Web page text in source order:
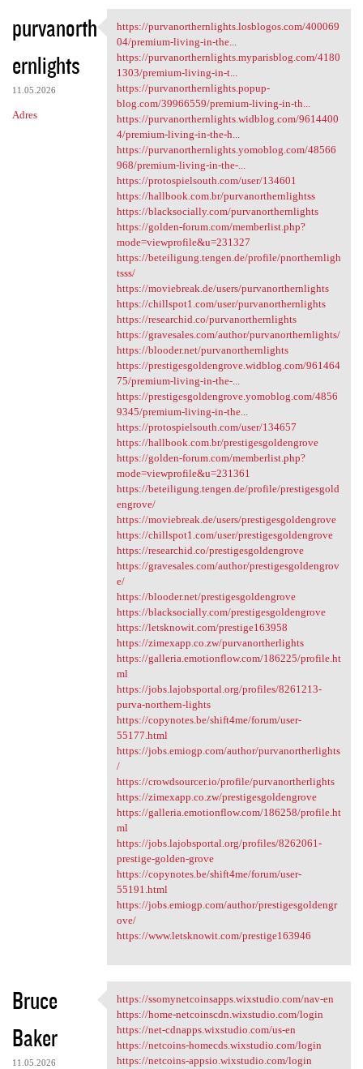
purvanorth
ernlights
11.05.2026
Adres
https://purvanorthernlights
https://purvanorthernlights.losblogos.com/400069
04/premium-living-in-the...
https://purvanorthernlights.myparisblog.com/4180
1303/premium-living-in-t...
https://purvanorthernlights.popup-
blog.com/39966559/premium-living-in-th...
https://purvanorthernlights.widblog.com/9614400
4/premium-living-in-the-h...
https://purvanorthernlights.yomoblog.com/48566
968/premium-living-in-the-...
https://protospielsouth.com/user/134601
https://hallbook.com.br/purvanorthernlightss
https://blacksocially.com/purvanorthernlights
https://golden-forum.com/memberlist.php?
mode=viewprofile&u=231327
https://beteiligung.tengen.de/profile/pnorthernligh
tsss/
https://moviebreak.de/users/purvanorthernlights
https://chillspot1.com/user/purvanorthernlights
https://researchid.co/purvanorthernlights
https://gravesales.com/author/purvanorthernlights/
https://blooder.net/purvanorthernlights
https://prestigesgoldengrove.widblog.com/961464
75/premium-living-in-the-...
https://prestigesgoldengrove.yomoblog.com/4856
9345/premium-living-in-the...
https://protospielsouth.com/user/134657
https://hallbook.com.br/prestigesgoldengrove
https://golden-forum.com/memberlist.php?
mode=viewprofile&u=231361
https://beteiligung.tengen.de/profile/prestigesgold
engrove/
https://moviebreak.de/users/prestigesgoldengrove
https://chillspot1.com/user/prestigesgoldengrove
https://researchid.co/prestigesgoldengrove
https://gravesales.com/author/prestigesgoldengrov
e/
https://blooder.net/prestigesgoldengrove
https://blacksocially.com/prestigesgoldengrove
https://letsknowit.com/prestige163958
https://zimexapp.co.zw/purvanortherlights
https://galleria.emotionflow.com/186225/profile.ht
ml
https://jobs.lajobsportal.org/profiles/8261213-
purva-northern-lights
https://copynotes.be/shift4me/forum/user-
55177.html
https://jobs.emiogp.com/author/purvanortherlights
/
https://crowdsourcer.io/profile/purvanortherlights
https://zimexapp.co.zw/prestigesgoldengrove
https://galleria.emotionflow.com/186258/profile.ht
ml
https://jobs.lajobsportal.org/profiles/8262061-
prestige-golden-grove
https://copynotes.be/shift4me/forum/user-
55191.html
https://jobs.emiogp.com/author/prestigesgoldengr
ove/
https://www.letsknowit.com/prestige163946
Bruce
Baker
11.05.2026
https://ssomynetcoinsapps
https://ssomynetcoinsapps.wixstudio.com/nav-en
https://home-netcoinscdn.wixstudio.com/login
https://net-cdnapps.wixstudio.com/us-en
https://netcoins-homecds.wixstudio.com/login
https://netcoins-appsio.wixstudio.com/login